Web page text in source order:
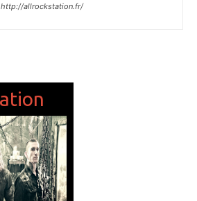
http://allrockstation.fr/